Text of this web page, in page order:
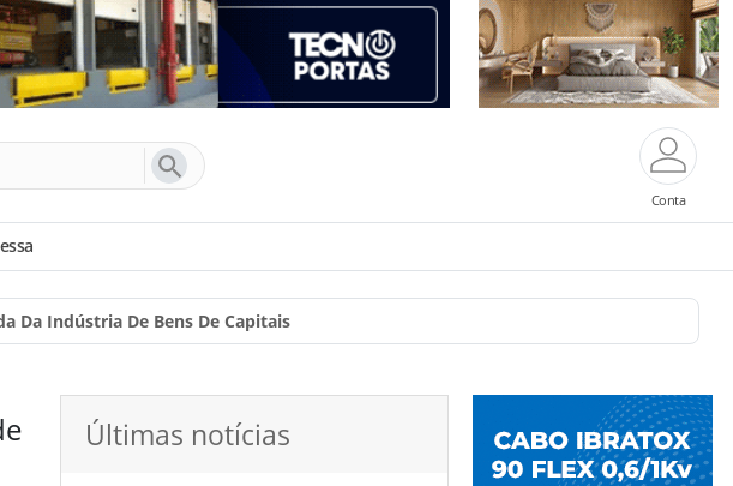
Conta
Da Indústria De Bens De Capitais
Últimas notícias